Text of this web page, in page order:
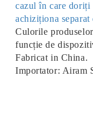
cazul în care
achiziționa
Culorile
funcție de
Fabricat in China.
Importator: Airam